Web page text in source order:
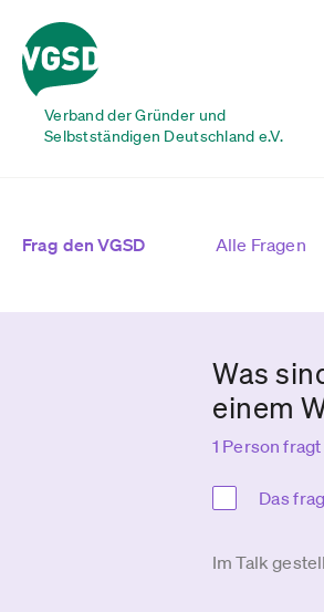
Verband der Gründer und
Selbstständigen Deutschland e.V.
Frag den VGSD Alle Fragen
Was
einem
1 Person
Das
Im Talk